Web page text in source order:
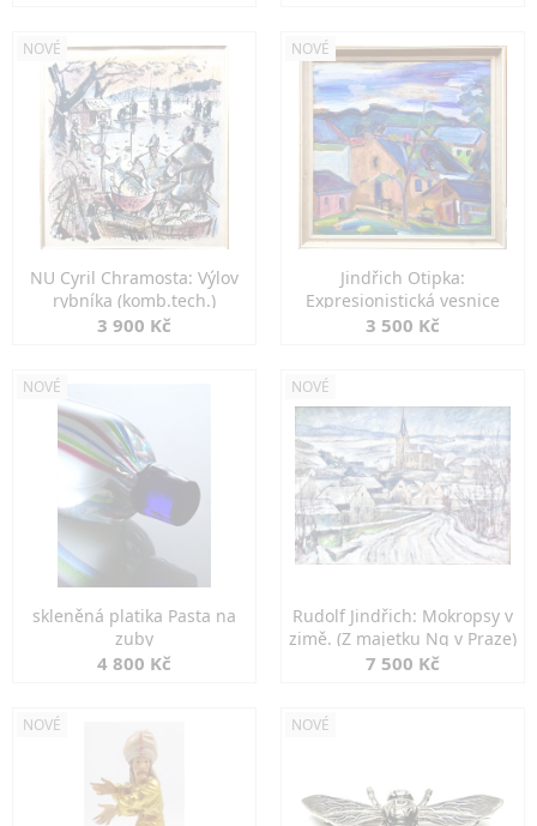
NOVÉ
NU Cyril Chramosta: Výlov
rybníka (komb.tech.)
3 900 Kč
NOVÉ
Jindřich Otipka:
Expresionistická vesnice
3 500 Kč
NOVÉ
skleněná platika Pasta na
zuby
4 800 Kč
NOVÉ
Rudolf Jindřich: Mokropsy v
zimě. (Z majetku Ng v Praze)
7 500 Kč
NOVÉ NOVÉ